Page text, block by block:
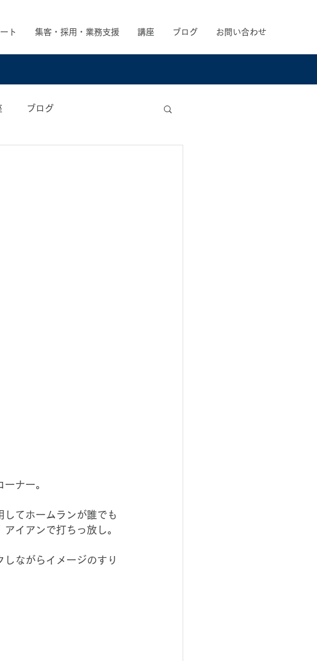
ト 集客・採用・業務支援 講座 ブログ お問い合わせ
ブログ
ナー。
てホームランが誰でも
イアンで打ちっ放し。
ながらイメージのすり